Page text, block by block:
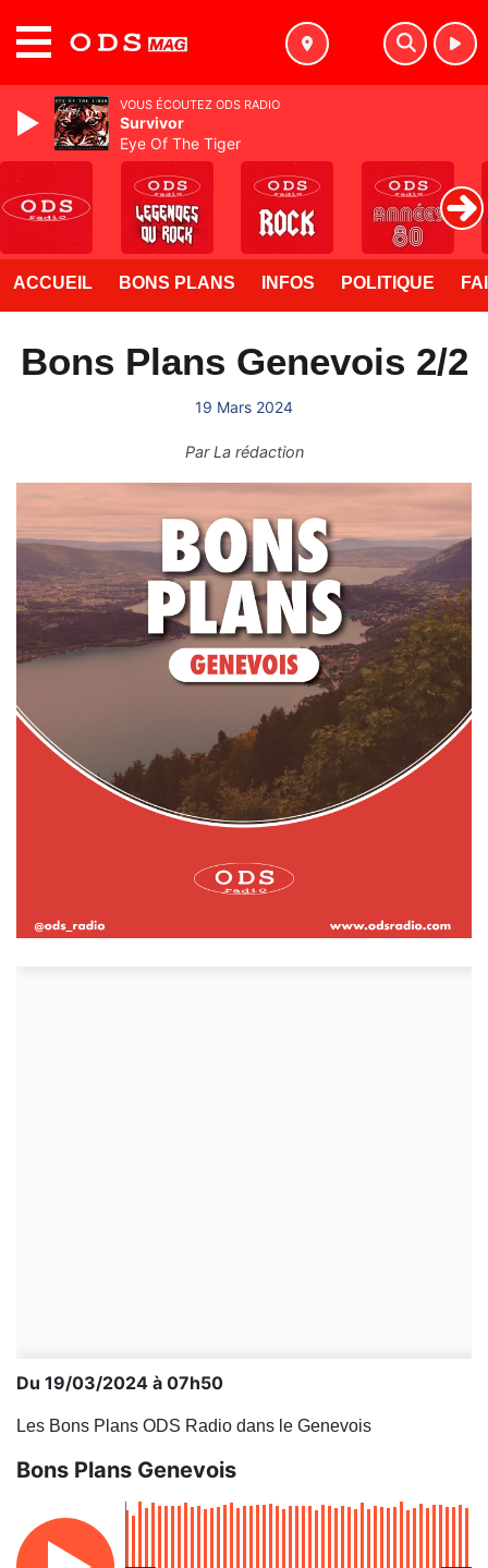
ACCUEIL BONS PLANS INFOS POLITIQUE
Bons Plans Genevois 2/2
19 Mars 2024
ParLa rédaction
Du 19/03/2024 à 07h50
Les Bons Plans ODS Radio dans le Genevois
Bons Plans Genevois
VOUS ÉCOUTEZ ODS RADIO
Survivor
Eye Of The Tiger